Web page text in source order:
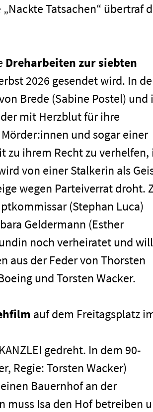
Tatsachen“ übertraf
Dreharbeiten zur siebten
2026 gesendet wird. In
Brede (Sabine Postel) und
mit Herzblut für ihre
und sogar einer
zu ihrem Recht zu verhelfen,
von einer Stalkerin als
wegen Parteiverrat droht.
(Stephan Luca)
Geldermann (Esther
noch verheiratet und will
aus der Feder von Thorsten
und Torsten Wacker.
auf dem Freitagsplatz
gedreht. In dem 90-
Regie: Torsten Wacker)
Bauernhof an der
muss Isa den Hof betreiben